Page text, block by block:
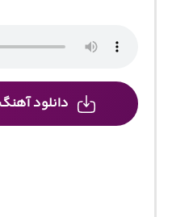
دانلود آهنگ